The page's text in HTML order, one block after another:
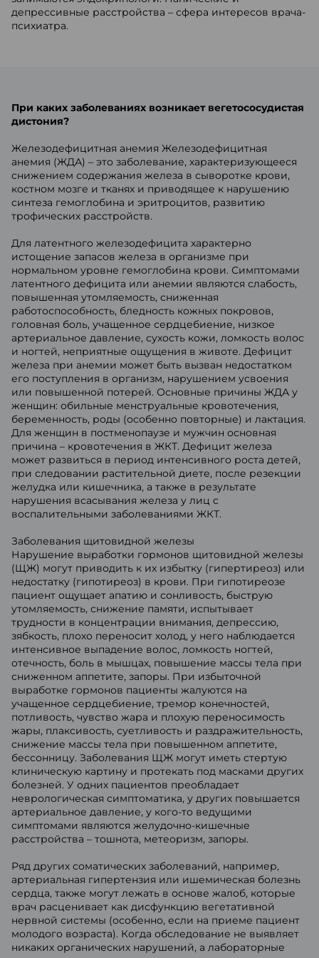
депрессивные расстройства – сфера интересов врача-
психиатра.
При каких заболеваниях возникает вегетососудистая
дистония?
Железодефицитная анемия Железодефицитная
анемия (ЖДА) – это заболевание, характеризующееся
снижением содержания железа в сыворотке крови,
костном мозге и тканях и приводящее к нарушению
синтеза гемоглобина и эритроцитов, развитию
трофических расстройств.
Для латентного железодефицита характерно
истощение запасов железа в организме при
нормальном уровне гемоглобина крови. Симптомами
латентного дефицита или анемии являются слабость,
повышенная утомляемость, сниженная
работоспособность, бледность кожных покровов,
головная боль, учащенное сердцебиение, низкое
артериальное давление, сухость кожи, ломкость волос
и ногтей, неприятные ощущения в животе. Дефицит
железа при анемии может быть вызван недостатком
его поступления в организм, нарушением усвоения
или повышенной потерей. Основные причины ЖДА у
женщин: обильные менструальные кровотечения,
беременность, роды (особенно повторные) и лактация.
Для женщин в постменопаузе и мужчин основная
причина – кровотечения в ЖКТ. Дефицит железа
может развиться в период интенсивного роста детей,
при следовании растительной диете, после резекции
желудка или кишечника, а также в результате
нарушения всасывания железа у лиц с
воспалительными заболеваниями ЖКТ.
Заболевания щитовидной железы
Нарушение выработки гормонов щитовидной железы
(ЩЖ) могут приводить к их избытку (гипертиреоз) или
недостатку (гипотиреоз) в крови. При гипотиреозе
пациент ощущает апатию и сонливость, быструю
утомляемость, снижение памяти, испытывает
трудности в концентрации внимания, депрессию,
зябкость, плохо переносит холод, у него наблюдается
интенсивное выпадение волос, ломкость ногтей,
отечность, боль в мышцах, повышение массы тела при
сниженном аппетите, запоры. При избыточной
выработке гормонов пациенты жалуются на
учащенное сердцебиение, тремор конечностей,
потливость, чувство жара и плохую переносимость
жары, плаксивость, суетливость и раздражительность,
снижение массы тела при повышенном аппетите,
бессонницу. Заболевания ЩЖ могут иметь стертую
клиническую картину и протекать под масками других
болезней. У одних пациентов преобладает
неврологическая симптоматика, у других повышается
артериальное давление, у кого-то ведущими
симптомами являются желудочно-кишечные
расстройства – тошнота, метеоризм, запоры.
Ряд других соматических заболеваний, например,
артериальная гипертензия или ишемическая болезнь
сердца, также могут лежать в основе жалоб, которые
врач расценивает как дисфункцию вегетативной
нервной системы (особенно, если на приеме пациент
молодого возраста). Когда обследование не выявляет
никаких органических нарушений, а лабораторные